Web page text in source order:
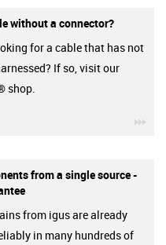
without a connector?
for a cable that has not
If so, visit our
shop.
from a single source -
from igus are already
in many hundreds of